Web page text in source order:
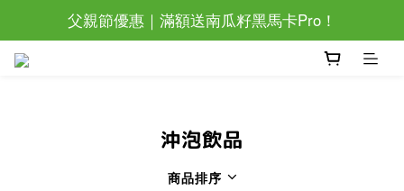
父親節優惠｜滿額送南瓜籽黑馬卡Pro！
父親節優惠｜滿額送南瓜籽黑馬卡Pro！
沖泡飲品
商品排序